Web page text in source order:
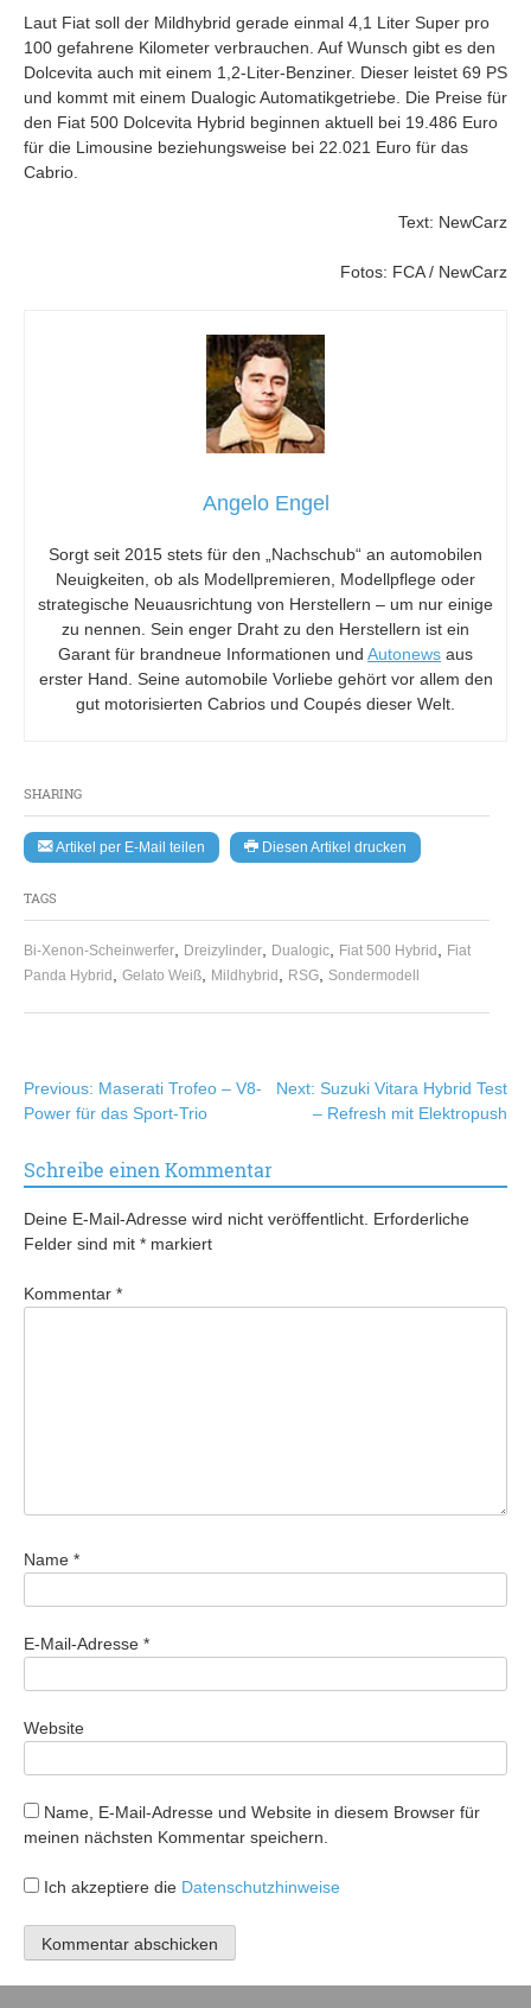
SHARING
Artikel per E-Mail teilen Diesen Artikel drucken
TAGS
Bi-Xenon-Scheinwerfer Dreizylinder Dualogic Fiat 500 Hybrid
Fiat
Panda Hybrid
Gelato Weiß Mildhybrid RSG Sondermodell
Laut Fiat soll der Mildhybrid gerade einmal 4,1 Liter Super pro
100 gefahrene Kilometer verbrauchen. Auf Wunsch gibt es den
Dolcevita auch mit einem 1,2-Liter-Benziner. Dieser leistet 69 PS
und kommt mit einem Dualogic Automatikgetriebe. Die Preise für
den Fiat 500 Dolcevita Hybrid beginnen aktuell bei 19.486 Euro
für die Limousine beziehungsweise bei 22.021 Euro für das
Cabrio.
Text: NewCarz
Fotos: FCA / NewCarz
Angelo Engel
Sorgt seit 2015 stets für den „Nachschub“ an automobilen
Neuigkeiten, ob als Modellpremieren, Modellpflege oder
strategische Neuausrichtung von Herstellern – um nur einige
zu nennen. Sein enger Draht zu den Herstellern ist ein
Garant für brandneue Informationen und Autonews aus
erster Hand. Seine automobile Vorliebe gehört vor allem den
gut motorisierten Cabrios und Coupés dieser Welt.
Beitragsnavigation
Previous: Maserati Trofeo – V8-
Power für das Sport-Trio
Next: Suzuki Vitara Hybrid Test
– Refresh mit Elektropush
Schreibe einen Kommentar
Deine E-Mail-Adresse wird nicht veröffentlicht. Erforderliche
Felder sind mit * markiert
Kommentar *
Name *
E-Mail-Adresse *
Website
Name, E-Mail-Adresse und Website in diesem Browser für
meinen nächsten Kommentar speichern.
Ich akzeptiere die Datenschutzhinweise